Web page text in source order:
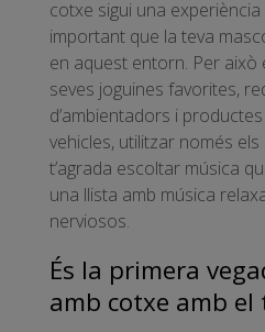
cotxe sigui una
important que la teva
en aquest entorn. Per això
seves joguines favorites,
d’ambientadors i
vehicles, utilitzar només
t’agrada escoltar música
una llista amb música
nerviosos.
És la primera
amb cotxe amb el